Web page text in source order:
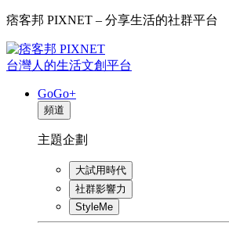
痞客邦 PIXNET – 分享生活的社群平台
台灣人的生活文創平台
GoGo+
頻道
主題企劃
大試用時代
社群影響力
StyleMe